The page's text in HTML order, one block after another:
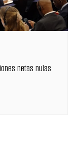
netas nulas